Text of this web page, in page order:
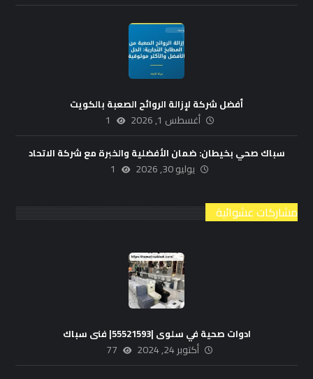
أفضل شركة لإزالة الروائح الصعبة بالكويت
أغسطس 1, 2026 1
سباك صحي بخيطان: ضمان الأفضلية والخبرة مع شركة الاتحاد
يوليو 30, 2026 1
مشاركات عشوائية
ادوات صحية في سلوى |55521593| فنى سباك
أكتوبر 24, 2024 77